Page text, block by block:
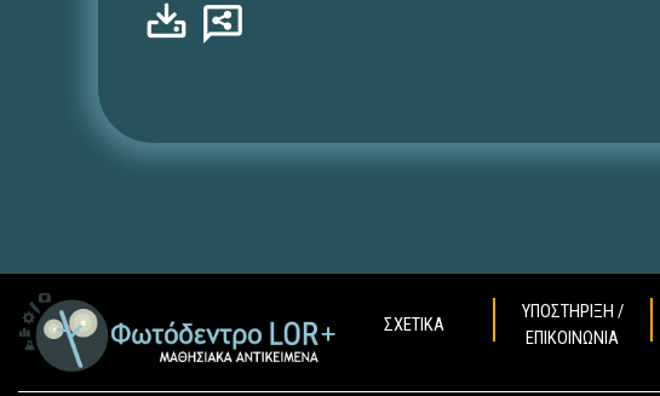
ΣΧΕΤΙΚΑ
ΥΠΟΣΤΗΡΙΞΗ /
ΕΠΙΚΟΙΝΩΝΙΑ